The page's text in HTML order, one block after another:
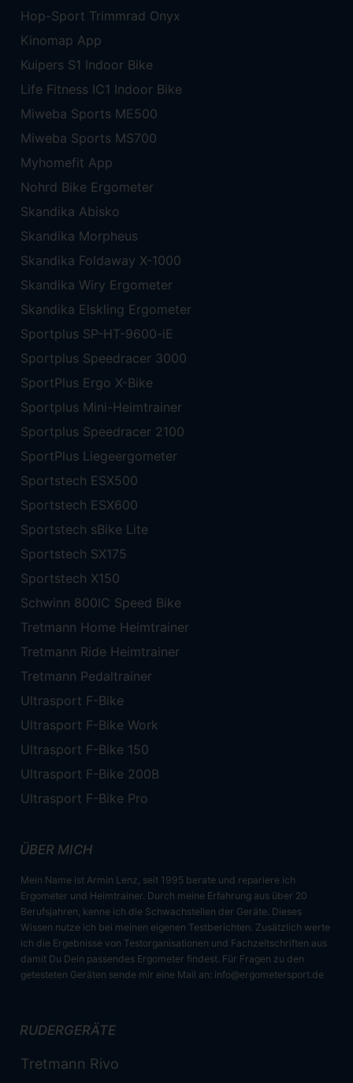
Hop-Sport Trimmrad Onyx
Kinomap App
Kuipers S1 Indoor Bike
Life Fitness IC1 Indoor Bike
Miweba Sports ME500
Miweba Sports MS700
Myhomefit App
Nohrd Bike Ergometer
Skandika Abisko
Skandika Morpheus
Skandika Foldaway X-1000
Skandika Wiry Ergometer
Skandika Elskling Ergometer
Sportplus SP-HT-9600-iE
Sportplus Speedracer 3000
SportPlus Ergo X-Bike
Sportplus Mini-Heimtrainer
Sportplus Speedracer 2100
SportPlus Liegeergometer
Sportstech ESX500
Sportstech ESX600
Sportstech sBike Lite
Sportstech SX175
Sportstech X150
Schwinn 800IC Speed Bike
Tretmann Home Heimtrainer
Tretmann Ride Heimtrainer
Tretmann Pedaltrainer
Ultrasport F-Bike
Ultrasport F-Bike Work
Ultrasport F-Bike 150
Ultrasport F-Bike 200B
Ultrasport F-Bike Pro
ÜBER MICH
Mein Name ist Armin Lenz, seit 1995 berate und repariere ich
Ergometer und Heimtrainer. Durch meine Erfahrung aus über 20
Berufsjahren, kenne ich die Schwachstellen der Geräte. Dieses
Wissen nutze ich bei meinen eigenen Testberichten. Zusätzlich werte
ich die Ergebnisse von Testorganisationen und Fachzeitschriften aus
damit Du Dein passendes Ergometer findest. Für Fragen zu den
getesteten Geräten sende mir eine Mail an: info@ergometersport.de
RUDERGERÄTE
Tretmann Rivo